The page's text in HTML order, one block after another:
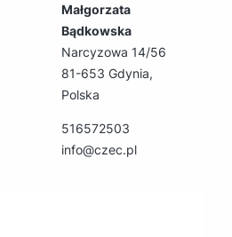
Małgorzata
Bądkowska
Narcyzowa 14/56
81-653 Gdynia,
Polska
516572503
info@czec.pl